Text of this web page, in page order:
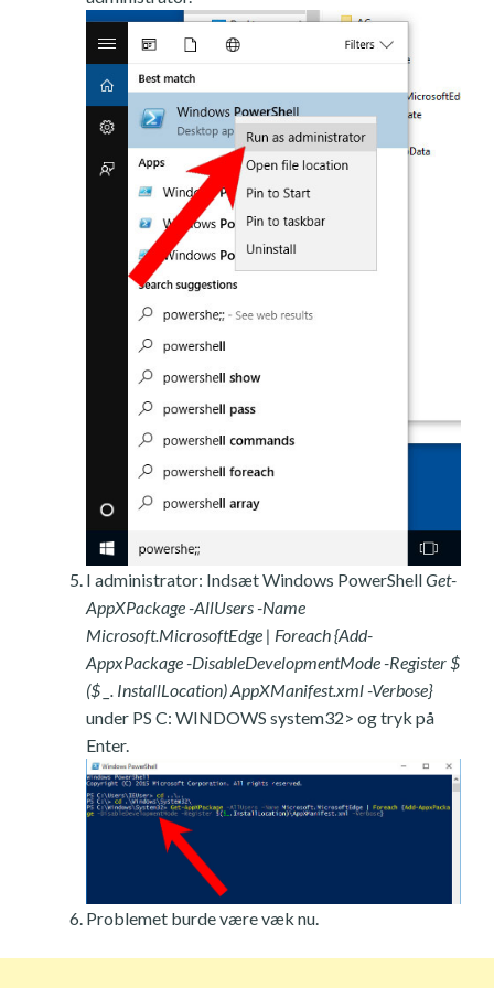
I administrator: Indsæt Windows PowerShellGet-
AppXPackage -AllUsers -Name
Microsoft.MicrosoftEdge | Foreach {Add-
AppxPackage -DisableDevelopmentMode -Register $
($ _. InstallLocation) AppXManifest.xml -Verbose}
under PS C: WINDOWS system32> og tryk på
Enter.
Problemet burde være væk nu.